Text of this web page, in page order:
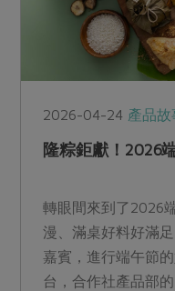
2026-04-24 產品故
隆粽鉅獻！2026
轉眼間來到了2026
漫、滿桌好料好滿
嘉賓，進行端午節
台，合作社產品部